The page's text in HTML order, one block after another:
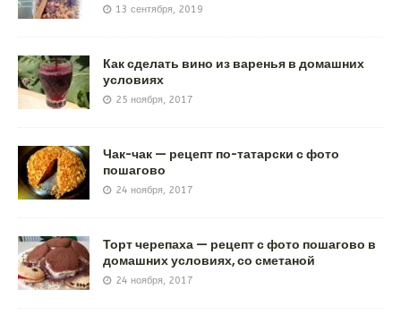
13 сентября, 2019
Как сделать вино из варенья в домашних
условиях
25 ноября, 2017
Чак-чак — рецепт по-татарски с фото
пошагово
24 ноября, 2017
Торт черепаха — рецепт с фото пошагово в
домашних условиях, со сметаной
24 ноября, 2017